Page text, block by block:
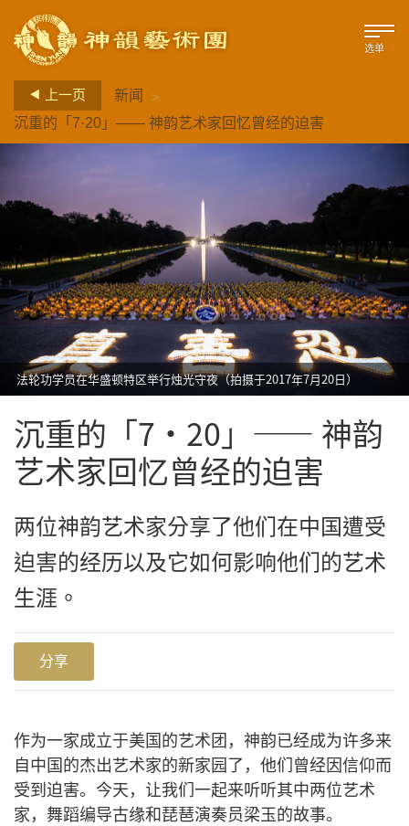
选单
上一页 新闻 >
沉重的「7·20」—— 神韵艺术家回忆曾经的迫害
法轮功学员在华盛顿特区举行烛光守夜（拍摄于2017年7月20日）
沉重的「7·20」—— 神韵
艺术家回忆曾经的迫害
两位神韵艺术家分享了他们在中国遭受
迫害的经历以及它如何影响他们的艺术
生涯。
分享
作为一家成立于美国的艺术团，神韵已经成为许多来
自中国的杰出艺术家的新家园了，他们曾经因信仰而
受到迫害。今天，让我们一起来听听其中两位艺术
家，舞蹈编导古缘和琵琶演奏员梁玉的故事。